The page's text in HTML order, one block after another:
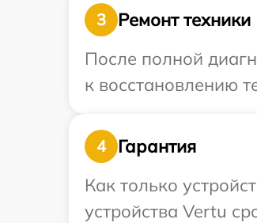
3
Ремонт техники
После полной
к восстановлению
4
Гарантия
Как только
устройства Vertu